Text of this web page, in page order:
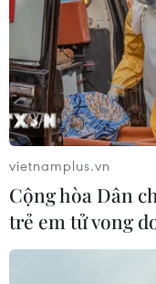
vietnamplus.vn
Cộng hòa Dân
trẻ em tử vong